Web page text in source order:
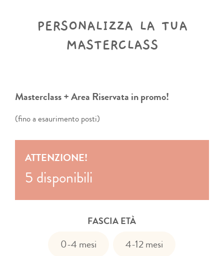
PERSONALIZZA LA TUA
MASTERCLASS
Masterclass + Area Riservata in promo!
(fino a esaurimento posti)
ATTENZIONE!
5 disponibili
FASCIA ETÀ
0-4 mesi 4-12 mesi